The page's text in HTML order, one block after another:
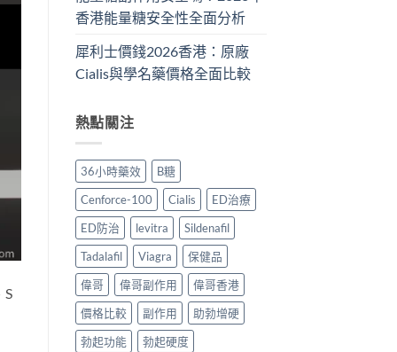
S
香港能量糖安全性全面分析
犀利士價錢2026香港：原廠
Cialis與學名藥價格全面比較
熱點關注
36小時藥效
B糖
Cenforce-100
Cialis
ED治療
ED防治
levitra
Sildenafil
Tadalafil
Viagra
保健品
偉哥
偉哥副作用
偉哥香港
價格比較
副作用
助勃增硬
勃起功能
勃起硬度